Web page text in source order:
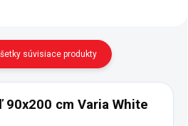
súvisiace produkty
cm Varia White